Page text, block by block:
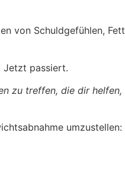
von Schuldgefühlen,
Jetzt passiert.
zu treffen, die dir helfen,
umzustellen: